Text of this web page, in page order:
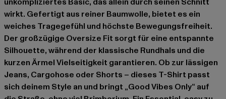
wirkt. Gefertigt aus reiner Baumwolle, bietet es ein
weiches Tragegefühl und höchste Bewegungsfreiheit.
Der großzügige Oversize Fit sorgt für eine entspannte
Silhouette, während der klassische Rundhals und die
kurzen Ärmel Vielseitigkeit garantieren. Ob zur lässigen
Jeans, Cargohose oder Shorts – dieses T-Shirt passt
sich deinem Style an und bringt „Good Vibes Only“ auf